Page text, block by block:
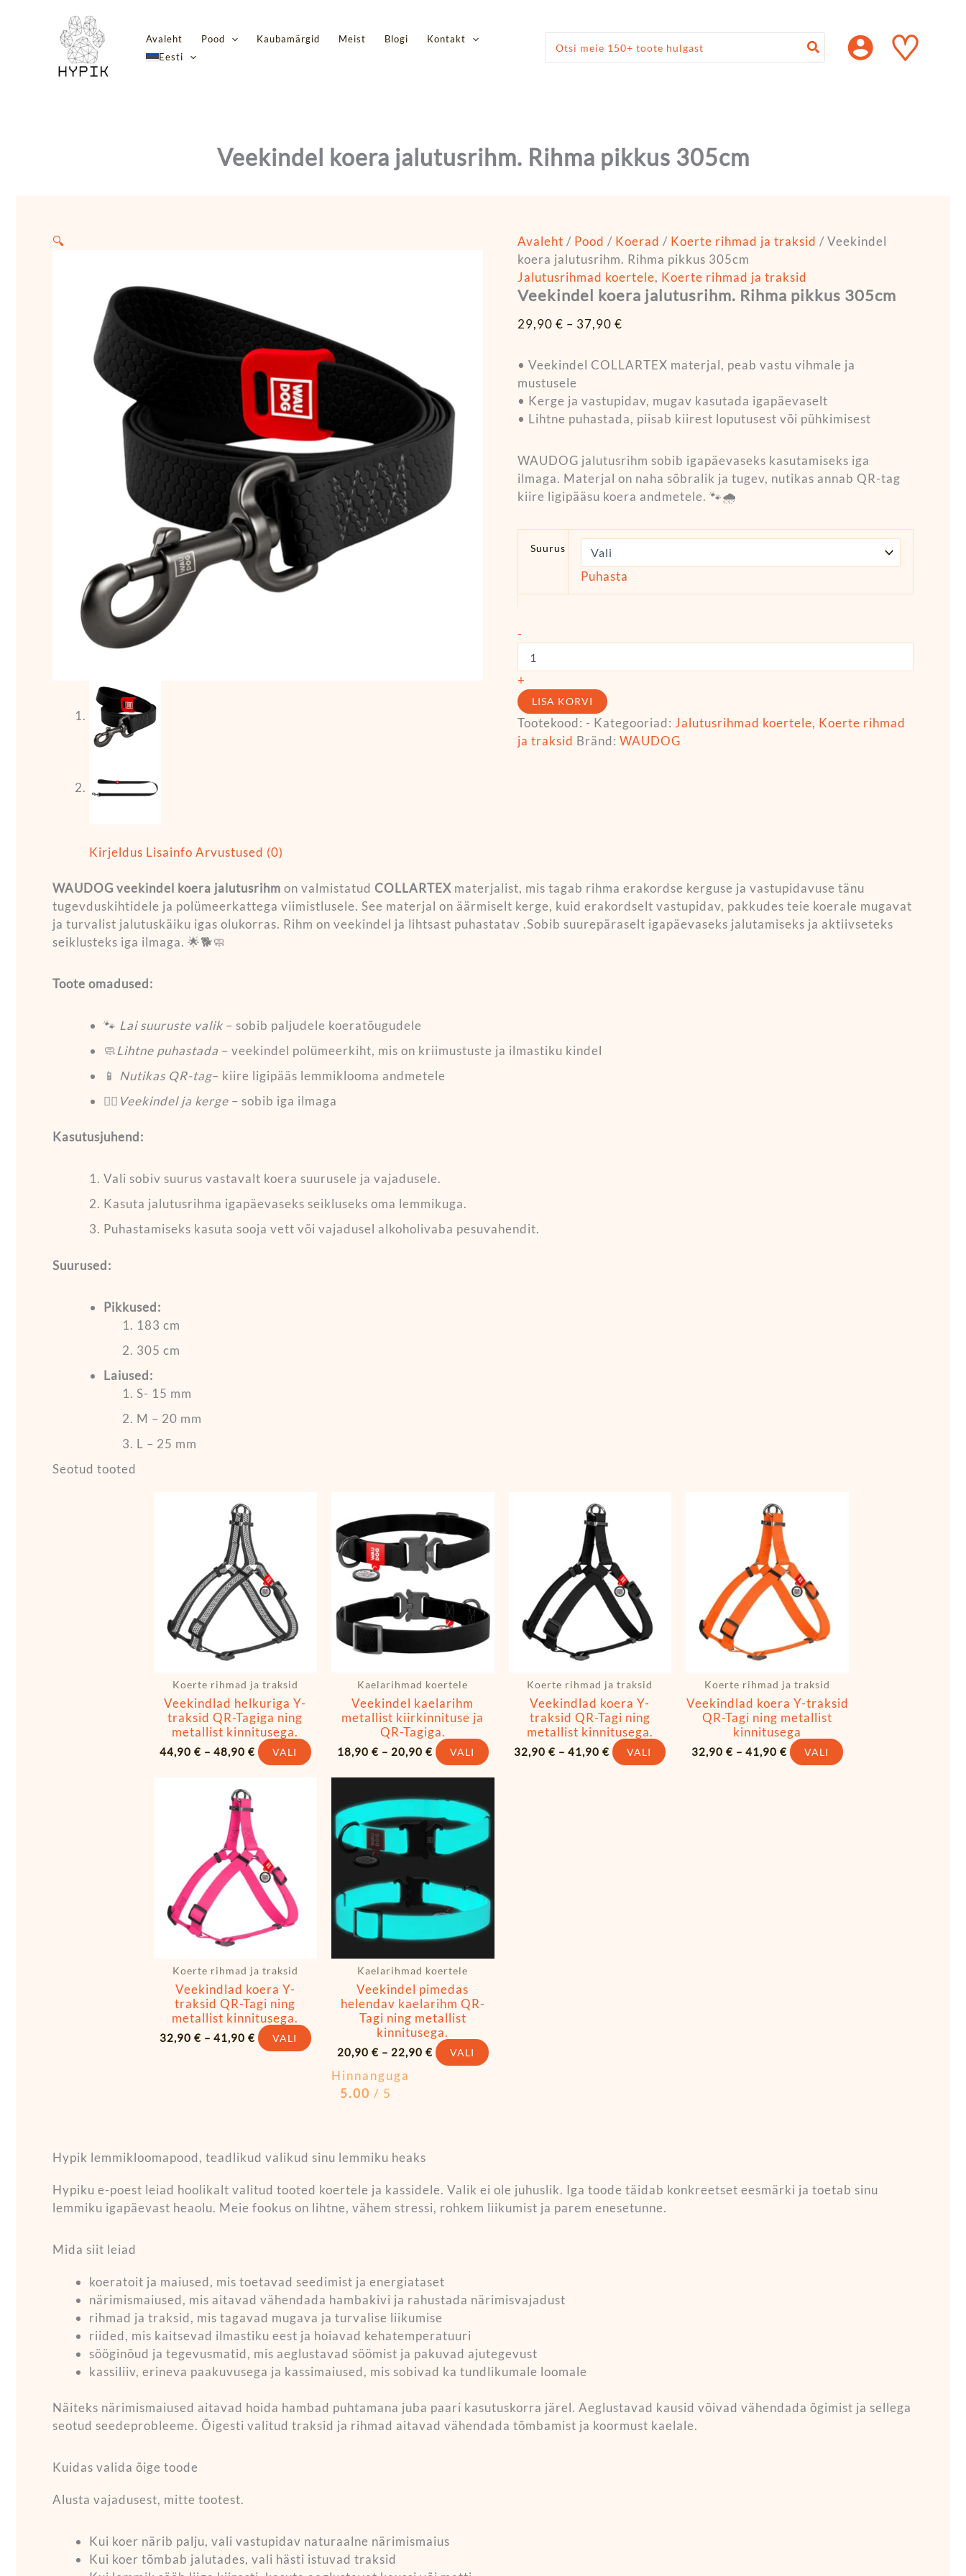
Avaleht Pood Kaubamärgid Meist Blogi
Kontakt
Eesti
♡
Veekindel koera jalutusrihm. Rihma pikkus 305cm
🔍 Avaleht / Pood / Koerad / Koerte rihmad ja traksid / Veekindel
koera jalutusrihm. Rihma pikkus 305cm
Jalutusrihmad koertele, Koerte rihmad ja traksid
Veekindel koera jalutusrihm. Rihma pikkus 305cm
29,90 € – 37,90 €
kuni
37,90 €
• Veekindel COLLARTEX materjal, peab vastu vihmale ja
mustusele
• Kerge ja vastupidav, mugav kasutada igapäevaselt
• Lihtne puhastada, piisab kiirest loputusest või pühkimisest
WAUDOG jalutusrihm sobib igapäevaseks kasutamiseks iga
ilmaga. Materjal on naha sõbralik ja tugev, nutikas annab QR-tag
kiire ligipääsu koera andmetele. 🐾🌧️
Suurus
Puhasta
-
jalutusrihm.
pikkus
+
LISA KORVI
Tootekood: - Kategooriad: Jalutusrihmad koertele, Koerte rihmad
ja traksid Bränd: WAUDOG
Kirjeldus Lisainfo Arvustused (0)
WAUDOG veekindel koera jalutusrihm on valmistatud COLLARTEX materjalist, mis tagab rihma erakordse kerguse ja vastupidavuse tänu
tugevduskihtidele ja polümeerkattega viimistlusele. See materjal on äärmiselt kerge, kuid erakordselt vastupidav, pakkudes teie koerale mugavat
ja turvalist jalutuskäiku igas olukorras. Rihm on veekindel ja lihtsast puhastatav .Sobib suurepäraselt igapäevaseks jalutamiseks ja aktiivseteks
seiklusteks iga ilmaga. 🌟🐕🧼
Toote omadused:
🐾 Lai suuruste valik – sobib paljudele koeratõugudele
🧼Lihtne puhastada – veekindel polümeerkiht, mis on kriimustuste ja ilmastiku kindel
📱 Nutikas QR-tag– kiire ligipääs lemmiklooma andmetele
🏋️‍♀️ Veekindel ja kerge – sobib iga ilmaga
Kasutusjuhend:
Vali sobiv suurus vastavalt koera suurusele ja vajadusele.
Kasuta jalutusrihma igapäevaseks seikluseks oma lemmikuga.
Puhastamiseks kasuta sooja vett või vajadusel alkoholivaba pesuvahendit.
Suurused:
Pikkused:
183 cm
305 cm
Laiused:
S- 15 mm
M – 20 mm
L – 25 mm
Seotud tooted
Koerte rihmad ja traksid
Veekindlad helkuriga Y-
traksid QR-Tagiga ning
metallist kinnitusega.
44,90 € – 48,90 € VALI
mitu
varianti.
saab
teha
tootelehel.
Kaelarihmad koertele
Veekindel kaelarihm
metallist kiirkinnituse ja
QR-Tagiga.
18,90 € – 20,90 €
18,90 €
20,90 €
VALI
on
mitu
teha
tootelehel.
Koerte rihmad ja traksid
Veekindlad koera Y-
traksid QR-Tagi ning
metallist kinnitusega.
32,90€ – 41,90€ VALI
tootelehel.
Koerte rihmad ja traksid
Veekindlad koera Y-traksid
QR-Tagi ning metallist
kinnitusega
32,90€ – 41,90€ VALI
Koerte rihmad ja traksid
Veekindlad koera Y-
traksid QR-Tagi ning
metallist kinnitusega.
32,90 € – 41,90 € VALI
tootel
mitu
varianti.
saab
tootelehel.
Kaelarihmad koertele
Veekindel pimedas
helendav kaelarihm QR-
Tagi ning metallist
kinnitusega.
20,90 € – 22,90 €
20,90 €
22,90 €
VALI
on
mitu
saab
teha
tootelehel.
Hinnanguga
5.00 / 5
Hypik lemmikloomapood, teadlikud valikud sinu lemmiku heaks
Hypiku e-poest leiad hoolikalt valitud tooted koertele ja kassidele. Valik ei ole juhuslik. Iga toode täidab konkreetset eesmärki ja toetab sinu
lemmiku igapäevast heaolu. Meie fookus on lihtne, vähem stressi, rohkem liikumist ja parem enesetunne.
Mida siit leiad
koeratoit ja maiused, mis toetavad seedimist ja energiataset
närimismaiused, mis aitavad vähendada hambakivi ja rahustada närimisvajadust
rihmad ja traksid, mis tagavad mugava ja turvalise liikumise
riided, mis kaitsevad ilmastiku eest ja hoiavad kehatemperatuuri
sööginõud ja tegevusmatid, mis aeglustavad söömist ja pakuvad ajutegevust
kassiliiv, erineva paakuvusega ja kassimaiused, mis sobivad ka tundlikumale loomale
Näiteks närimismaiused aitavad hoida hambad puhtamana juba paari kasutuskorra järel. Aeglustavad kausid võivad vähendada õgimist ja sellega
seotud seedeprobleeme. Õigesti valitud traksid ja rihmad aitavad vähendada tõmbamist ja koormust kaelale.
Kuidas valida õige toode
Alusta vajadusest, mitte tootest.
Kui koer närib palju, vali vastupidav naturaalne närimismaius
Kui koer tõmbab jalutades, vali hästi istuvad traksid